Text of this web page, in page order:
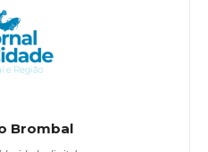
Brombal